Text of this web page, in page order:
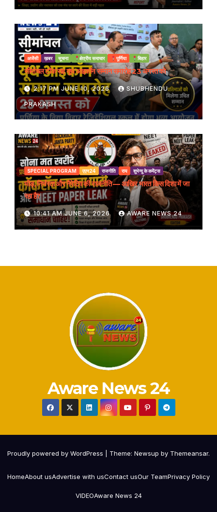
अजेंसी ख़बर सूचना क्षेत्रीय समाचार पूर्णिया बिहार
सीमांचल टॉक सह यूथ आइकॉन सम्मान समारोह 23 अगस्त को
2:17 PM JUNE 10, 2026 SHUBHENDU
PRAKASH
SPECIAL PROGRAM एएन24 राजनीति राय शुभेन्दु के कमेंट्स
भीड़, निर्भरता और नैरेटिव की राजनीति — आखिर भारत किस दिशा में जा
रहा है?
10:41 AM JUNE 6, 2026 AWARE NEWS 24
Aware News 24
Proudly powered by WordPress Theme: Newsup by Themeansar.
HomeAbout usAdvertise with usContact usOur TeamPrivacy Policy
VIDEOAware News 24